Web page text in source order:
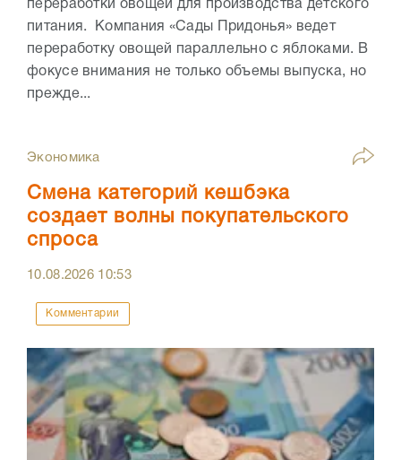
переработки овощей для производства детского
питания. Компания «Сады Придонья» ведет
переработку овощей параллельно с яблоками. В
фокусе внимания не только объемы выпуска, но
прежде...
Экономика
Смена категорий кешбэка
создает волны покупательского
спроса
10.08.2026 10:53
Комментарии